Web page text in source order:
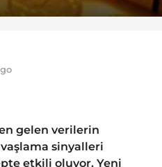
a
g
o
gelen verilerin
sinyalleri
etkili oluyor. Yeni